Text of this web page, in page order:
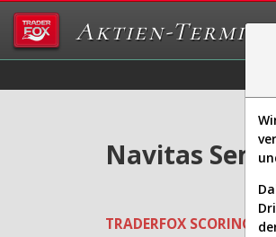
Aktien-
Navitas
TRADERFOX SCORING